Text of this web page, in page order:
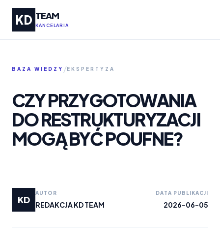
KD TEAM
KANCELARIA
BAZA WIEDZY /EKSPERTYZA
CZY PRZYGOTOWANIA
DO RESTRUKTURYZACJI
MOGĄ BYĆ POUFNE?
KD
AUTOR
REDAKCJA KD TEAM
DATA PUBLIKACJI
2026-06-05